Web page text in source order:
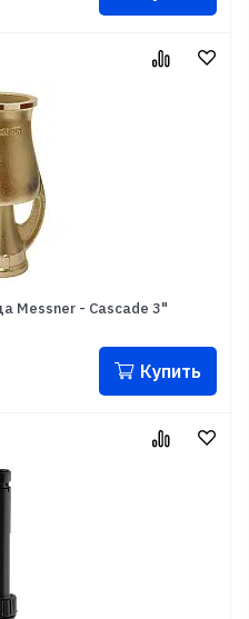
Messner - Cascade 3"
Купить